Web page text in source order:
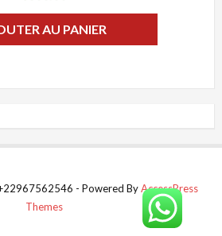
AU PANIER
- Powered ByAccessPress
Themes